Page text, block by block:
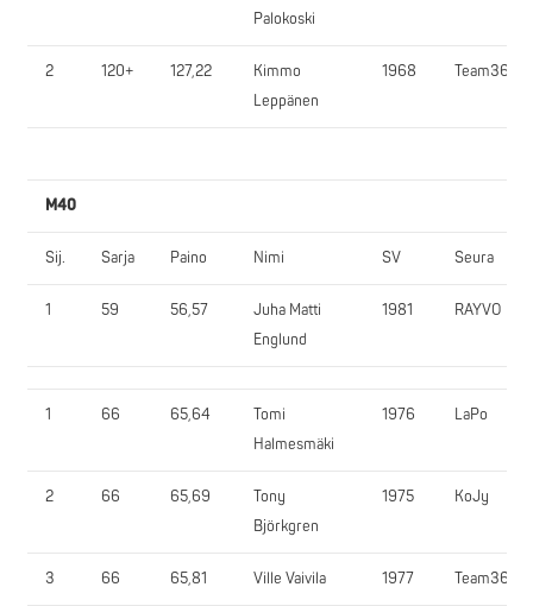
Palokoski
2 120+ 127,22
Kimmo
Leppänen
1968 Team365
M40
Sij. Sarja Paino Nimi SV Seura
1 59 56,57
Juha Matti
Englund
1981 RAYVO
1 66 65,64
Tomi
Halmesmäki
1976 LaPo
2 66 65,69
Tony
Björkgren
1975 KoJy
3 66 65,81 Ville Vaivila 1977 Team365